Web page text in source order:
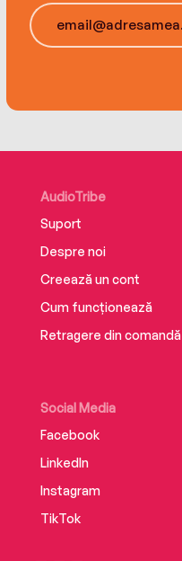
AudioTribe
Suport
Despre noi
Creează un cont
Cum funcționează
Retragere din comandă
Social Media
Facebook
LinkedIn
Instagram
TikTok